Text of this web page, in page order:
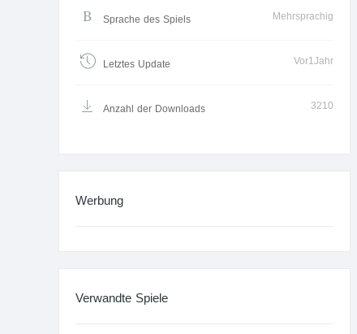
Sprache des Spiels Mehrsprachig
Letztes Update Vor1Jahr
Anzahl der Downloads 3210
Werbung
Verwandte Spiele